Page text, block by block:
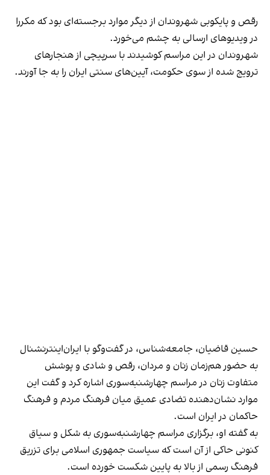
رقص و پایکوبی شهروندان از دیگر موارد برجسته‌ای بود که مکررا
در ویدیوهای ارسالی به چشم می‌خورد.
شهروندان در این مراسم کوشیدند با سرپیچی از هنجارهای
ترویج شده از سوی حکومت، آیین‌های سنتی ایران را به جا آورند.
حسین قاضیان، جامعه‌شناس، در گفت‌وگو با ایران‌اینترنشنال
به حضور هم‌زمان زنان و مردان، رقص و شادی و پوشش
متفاوت زنان در مراسم چهارشنبه‌سوری اشاره کرد و گفت این
موارد نشان‌دهنده تضادی عمیق میان فرهنگ مردم و فرهنگ
حاکمان در ایران است.
به گفته او، برگزاری مراسم چهارشنبه‌سوری به شکل و سیاق
کنونی حاکی از آن است که سیاست‌ جمهوری اسلامی برای تزریق
فرهنگ رسمی از بالا به پایین شکست خورده است.